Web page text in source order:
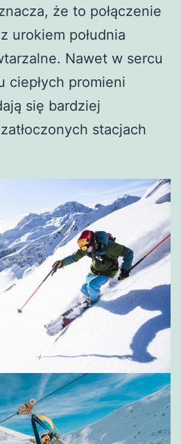
że to połączenie
urokiem południa
Nawet w sercu
ciepłych promieni
się bardziej
stacjach